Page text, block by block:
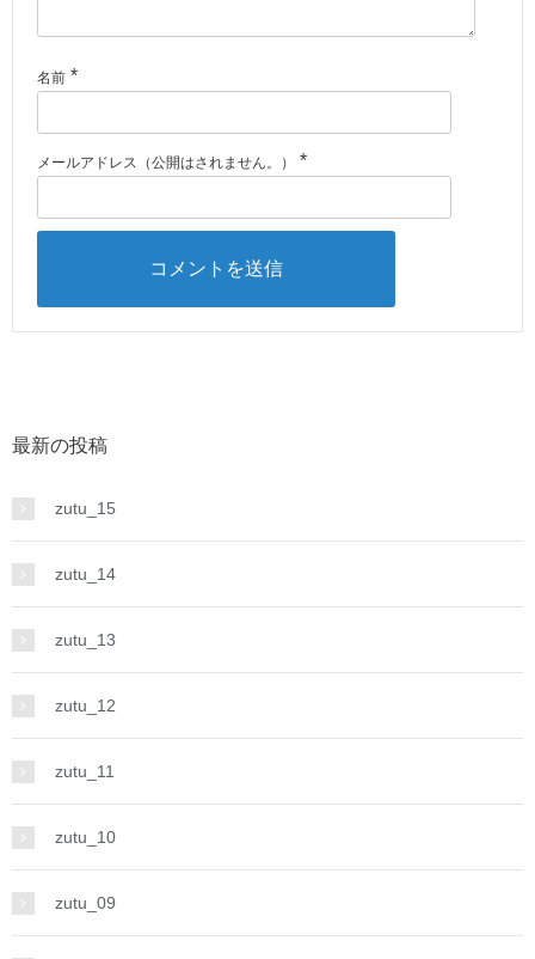
名前 *
メールアドレス（公開はされません。） *
最新の投稿
zutu_15
zutu_14
zutu_13
zutu_12
zutu_11
zutu_10
zutu_09